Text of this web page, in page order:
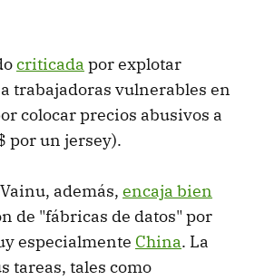
criticada por explotar
trabajadoras vulnerables en
colocar precios abusivos a
por un jersey).
además, encaja bien
de "fábricas de datos" por
especialmente China. La
tareas, tales como